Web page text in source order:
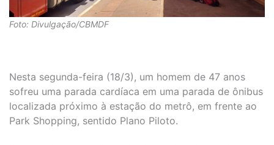
Foto: Divulgação/CBMDF
Nesta segunda-feira (18/3), um homem de 47 anos
sofreu uma parada cardíaca em uma parada de ônibus
localizada próximo à estação do metrô, em frente ao
Park Shopping, sentido Plano Piloto.